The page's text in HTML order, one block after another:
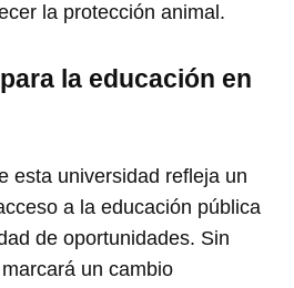
la protección animal.
la educación en
esta universidad refleja un
a la educación pública
de oportunidades. Sin
un cambio